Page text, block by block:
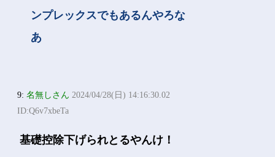
ンプレックスでもあるんやろな
あ
9:名無しさん 2024/04/28(日) 14:16:30.02
ID:Q6v7xbeTa
基礎控除下げられとるやんけ！